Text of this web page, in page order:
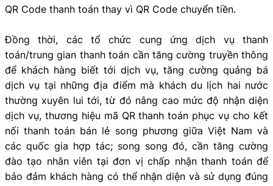
QR Code thanh toán thay vì QR Code chuyển tiền.
Đồng thời, các tổ chức cung ứng dịch vụ thanh
toán/trung gian thanh toán cần tăng cường truyền thông
để khách hàng biết tới dịch vụ, tăng cường quảng bá
dịch vụ tại những địa điểm mà khách du lịch hai nước
thường xuyên lui tới, từ đó nâng cao mức độ nhận diện
dịch vụ, thương hiệu mã QR thanh toán phục vụ cho kết
nối thanh toán bán lẻ song phương giữa Việt Nam và
các quốc gia hợp tác; song song đó, cần tăng cường
đào tạo nhân viên tại đơn vị chấp nhận thanh toán để
bảo đảm khách hàng có thể nhận diện và sử dụng đúng